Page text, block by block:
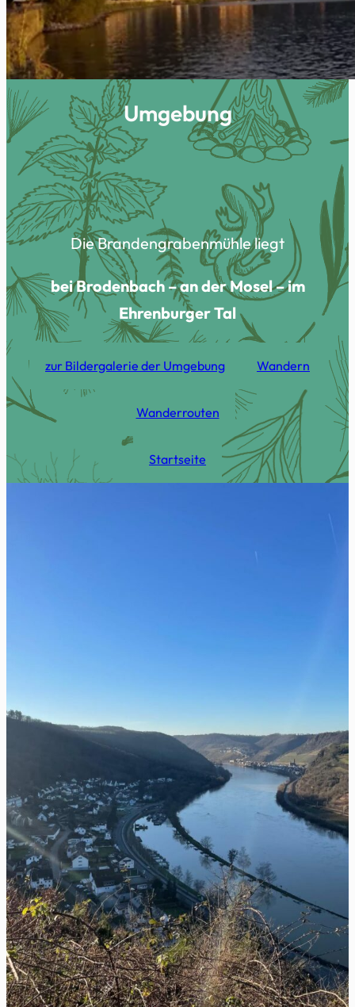
Umgebung
Die Brandengrabenmühle liegt
bei Brodenbach – an der Mosel – im
Ehrenburger Tal
zur Bildergalerie der Umgebung Wandern
Wanderrouten
Startseite